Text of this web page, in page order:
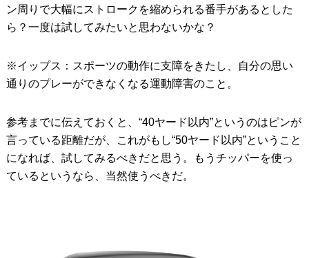
ン周りで大幅にストロークを縮められる番手があるとした
ら？一度は試してみたいと思わないかな？
※イップス：スポーツの動作に支障をきたし、自分の思い
通りのプレーができなくなる運動障害のこと。
参考までに伝えておくと、“40ヤード以内”というのはピンが
言っている距離だが、これがもし“50ヤード以内”ということ
になれば、試してみるべきだと思う。もうチッパーを使っ
ているというなら、当然使うべきだ。